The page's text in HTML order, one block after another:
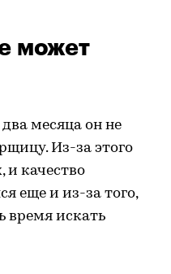
может
месяца он не
Из-за этого
и качество
еще и из-за того,
время искать